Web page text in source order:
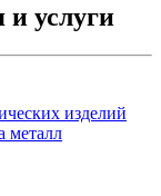
услуги
изделий
металл